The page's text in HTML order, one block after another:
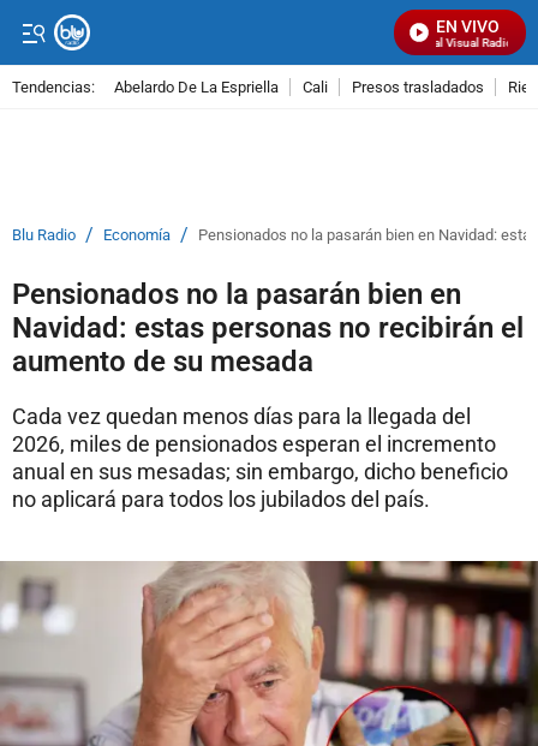
EN VIVO
Señal Visual Radio
Tendencias: Abelardo De La Espriella Cali Presos trasladados
Blu Radio / Economía / Pensionados no la pasarán bien en Navidad:
Pensionados no la pasarán bien en
Navidad: estas personas no recibirán el
aumento de su mesada
Cada vez quedan menos días para la llegada del
2026, miles de pensionados esperan el incremento
anual en sus mesadas; sin embargo, dicho beneficio
no aplicará para todos los jubilados del país.